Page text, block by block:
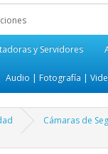
y Servidores
Audio | Fotografía |
Cámaras de